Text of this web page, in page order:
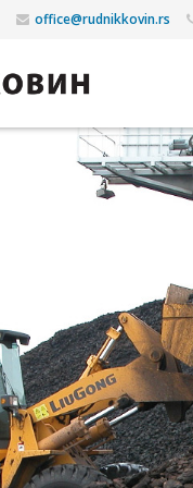
office@rudnikkovin.rs